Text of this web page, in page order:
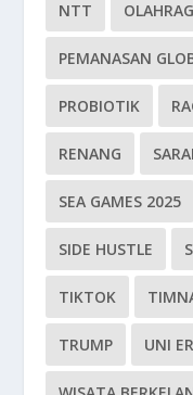
NTT
PEMANASAN
PROBIOTIK
RENANG
SEA GAMES 2025
SIDE HUSTLE
TIKTOK
TRUMP UNI